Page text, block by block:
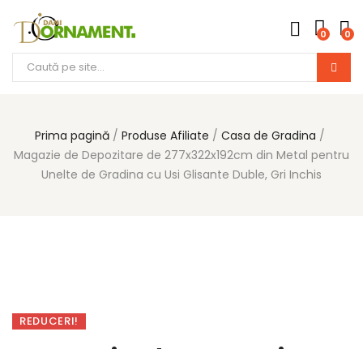
0 0
Prima pagină Produse Afiliate
Casa de Gradina
Magazie de Depozitare de 277x322x192cm din Metal pentru
Unelte de Gradina cu Usi Glisante Duble, Gri Inchis
REDUCERI!